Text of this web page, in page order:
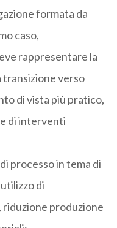
formata da
caso,
rappresentare la
verso
di vista più pratico,
di interventi
processo in tema di
di
produzione